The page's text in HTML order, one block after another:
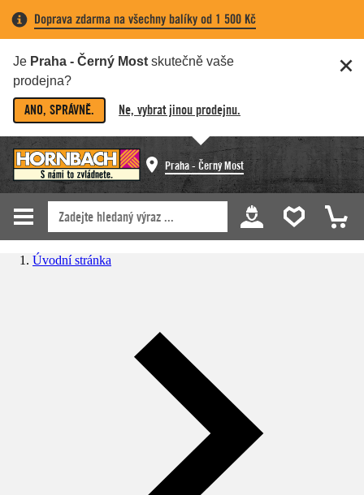
Doprava zdarma na všechny balíky od 1 500 Kč
Je Praha - Černý Most skutečně vaše
prodejna?
ANO, SPRÁVNĚ. Ne, vybrat jinou prodejnu.
Praha - Černý Most
Úvodní stránka